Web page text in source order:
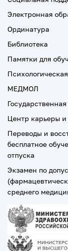
Электронная
Ординатура
Библиотека
Памятки для
МЕДМОЛ
Центр карьеры и
Переводы и
бесплатное
отпуска
Экзамен по
среднего